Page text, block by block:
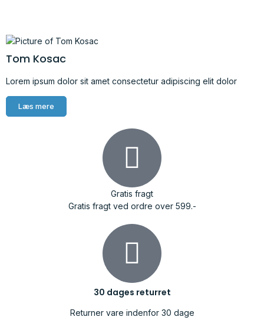
Tom Kosac
Lorem ipsum dolor sit amet consectetur adipiscing elit dolor
Læs mere
Gratis fragt
Gratis fragt ved ordre over 599.-
30 dages returret
Returner vare indenfor 30 dage